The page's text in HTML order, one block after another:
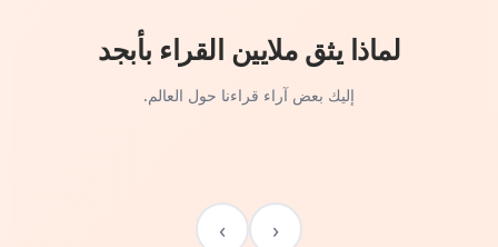
لماذا يثق ملايين القراء بأبجد
إليك بعض آراء قراءنا حول العالم.
‹
›